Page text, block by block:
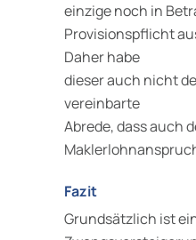
einzige noch in
Provisionspflicht
Daher habe
dieser auch nicht
vereinbarte
Abrede, dass auch
Fazit
Grundsätzlich ist